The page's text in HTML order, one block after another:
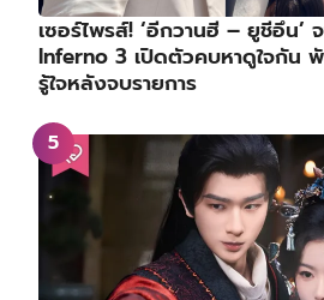
เซอร์ไพรส์! ‘อีกวานฮี – ยูชีอึน’
Inferno 3 เปิดตัวคบหาดูใจกัน
รู้ใจหลังจบรายการ